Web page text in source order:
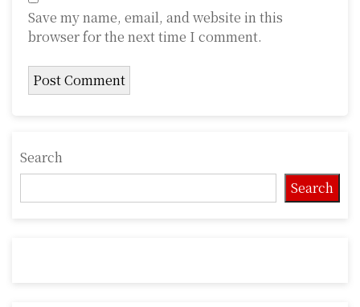
Save my name, email, and website in this
browser for the next time I comment.
Search
Search